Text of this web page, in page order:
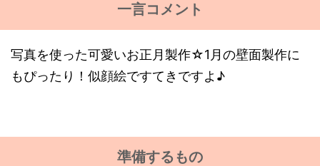
一言コメント
写真を使った可愛いお正月製作☆1月の壁面製作に
もぴったり！似顔絵ですてきですよ♪
準備するもの